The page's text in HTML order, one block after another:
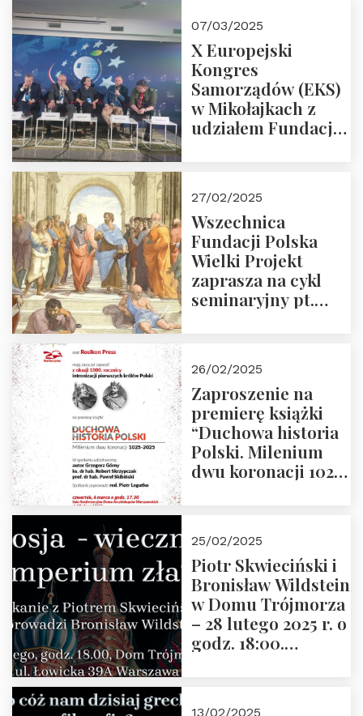
07/03/2025
X Europejski
Kongres
Samorządów (EKS)
w Mikołajkach z
udziałem Fundacji
27/02/2025
Wszechnica
Fundacji Polska
Wielki Projekt
zaprasza na cykl
seminaryjny pt.
26/02/2025
Zaproszenie na
premierę książki
“Duchowa historia
Polski. Milenium
dwu koronacji 1025-
2025 r. godz. 17:30,
DAW ul. Miodowa
17/19
25/02/2025
Piotr Skwieciński i
Bronisław Wildstein
w Domu Trójmorza
– 28 lutego 2025 r. o
godz. 18:00.
13/02/2025